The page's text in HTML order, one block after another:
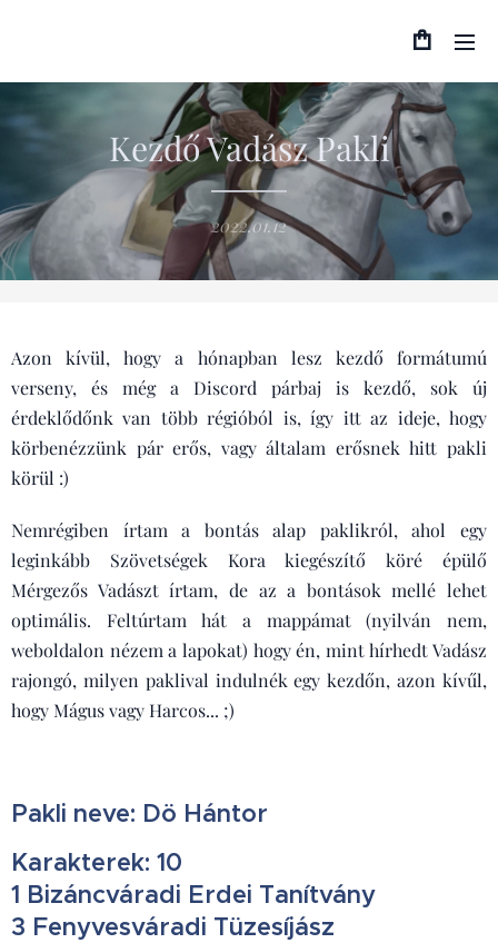
Kezdő Vadász Pakli
2022.01.12
Azon kívül, hogy a hónapban lesz kezdő formátumú
verseny, és még a Discord párbaj is kezdő, sok új
érdeklődőnk van több régióból is, így itt az ideje, hogy
körbenézzünk pár erős, vagy általam erősnek hitt pakli
körül :)
Nemrégiben írtam a bontás alap paklikról, ahol egy
leginkább Szövetségek Kora kiegészítő köré épülő
Mérgezős Vadászt írtam, de az a bontások mellé lehet
optimális. Feltúrtam hát a mappámat (nyilván nem,
weboldalon nézem a lapokat) hogy én, mint hírhedt Vadász
rajongó, milyen paklival indulnék egy kezdőn, azon kívűl,
hogy Mágus vagy Harcos... ;)
Pakli neve: Dö Hántor
Karakterek: 10
1 Bizáncváradi Erdei Tanítvány
3 Fenyvesváradi Tüzesíjász